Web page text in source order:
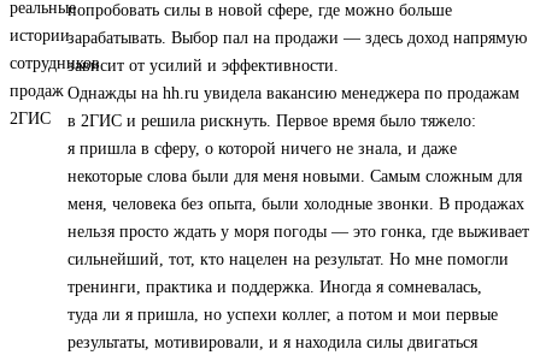
попробовать силы в новой сфере, где можно больше
зарабатывать. Выбор пал на продажи — здесь доход напрямую
зависит от усилий и эффективности.
Однажды на hh.ru увидела вакансию менеджера по продажам
в 2ГИС и решила рискнуть. Первое время было тяжело:
я пришла в сферу, о которой ничего не знала, и даже
некоторые слова были для меня новыми. Самым сложным для
меня, человека без опыта, были холодные звонки. В продажах
нельзя просто ждать у моря погоды — это гонка, где выживает
сильнейший, тот, кто нацелен на результат. Но мне помогли
тренинги, практика и поддержка. Иногда я сомневалась,
туда ли я пришла, но успехи коллег, а потом и мои первые
результаты, мотивировали, и я находила силы двигаться